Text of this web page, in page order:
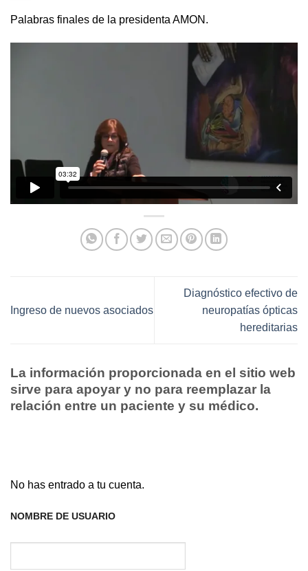
Palabras finales de la presidenta AMON.
Ingreso de nuevos asociados
Diagnóstico efectivo de
neuropatías ópticas
hereditarias
La información proporcionada en el sitio web
sirve para apoyar y no para reemplazar la
relación entre un paciente y su médico.
No has entrado a tu cuenta.
NOMBRE DE USUARIO